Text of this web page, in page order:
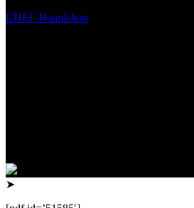
СНЕГ-Boardshop
➤